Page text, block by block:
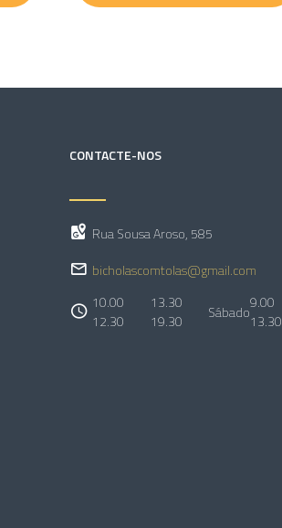
CONTACTE-NOS
Rua Sousa Aroso, 585
bicholascomtolas@gmail.com
10.00
12.30
13.30
19.30
Sábado9.00
13.30